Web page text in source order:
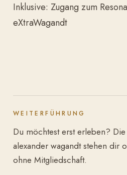
Inklusive: Zugang zum
eXtraWagandt
WEITERFÜHRUNG
Du möchtest erst erleben?
alexander wagandt stehen dir
ohne Mitgliedschaft.